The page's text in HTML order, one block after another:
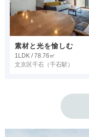
素材と光を愉しむ
1LDK / 78.76㎡
文京区千石 （千石駅）